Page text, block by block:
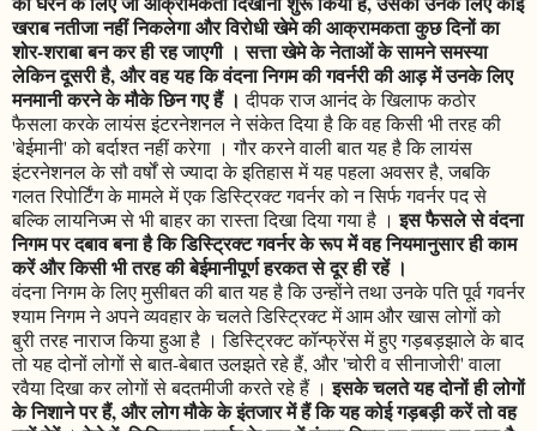
खराब नतीजा नहीं निकलेगा और विरोधी खेमे की आक्रामकता कुछ दिनों का
शोर-शराबा बन कर ही रह जाएगी । सत्ता खेमे के नेताओं के सामने समस्या
लेकिन दूसरी है, और वह यह कि वंदना निगम की गवर्नरी की आड़ में उनके लिए
मनमानी करने के मौके छिन गए हैं । दीपक राज आनंद के खिलाफ कठोर
फैसला करके लायंस इंटरनेशनल ने संकेत दिया है कि वह किसी भी तरह की
'बेईमानी' को बर्दाश्त नहीं करेगा । गौर करने वाली बात यह है कि लायंस
इंटरनेशनल के सौ वर्षों से ज्यादा के इतिहास में यह पहला अवसर है, जबकि
गलत रिपोर्टिंग के मामले में एक डिस्ट्रिक्ट गवर्नर को न सिर्फ गवर्नर पद से
बल्कि लायनिज्म से भी बाहर का रास्ता दिखा दिया गया है ।इस फैसले से वंदना
निगम पर दबाव बना है कि डिस्ट्रिक्ट गवर्नर के रूप में वह नियमानुसार ही काम
करें और किसी भी तरह की बेईमानीपूर्ण हरकत से दूर ही रहें ।
वंदना निगम के लिए मुसीबत की बात यह है कि उन्होंने तथा उनके पति पूर्व गवर्नर
श्याम निगम ने अपने व्यवहार के चलते डिस्ट्रिक्ट में आम और खास लोगों को
बुरी तरह नाराज किया हुआ है । डिस्ट्रिक्ट कॉन्फ्रेंस में हुए गड़बड़झाले के बाद
तो यह दोनों लोगों से बात-बेबात उलझते रहे हैं, और 'चोरी व सीनाजोरी' वाला
रवैया दिखा कर लोगों से बदतमीजी करते रहे हैं ।इसके चलते यह दोनों ही लोगों
के निशाने पर हैं, और लोग मौके के इंतजार में हैं कि यह कोई गड़बड़ी करें तो वह